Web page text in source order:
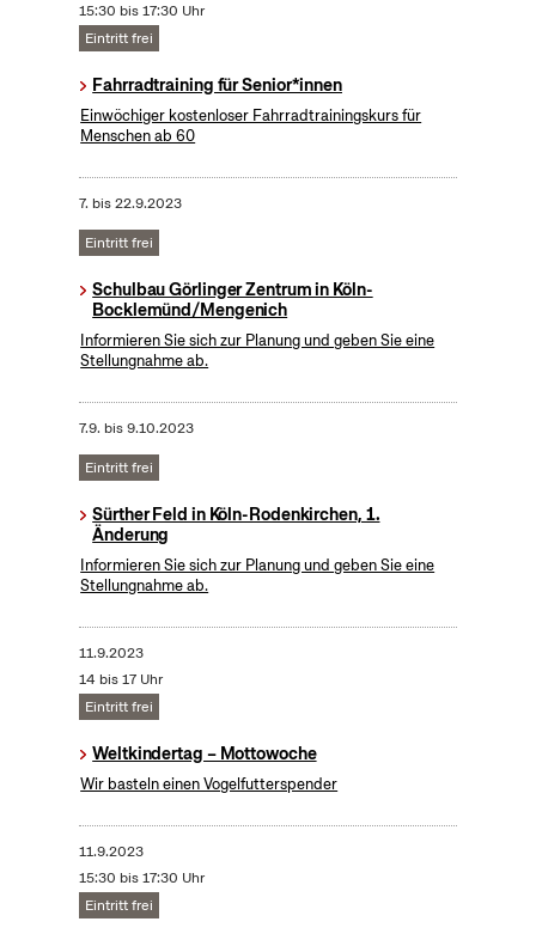
15:30 bis 17:30 Uhr
Eintritt frei
Fahrradtraining für Senior*innen
Einwöchiger kostenloser Fahrradtrainingskurs für
Menschen ab 60
7. bis22.9.2023
Eintritt frei
Schulbau Görlinger Zentrum in Köln-
Bocklemünd/Mengenich
Informieren Sie sich zur Planung und geben Sie eine
Stellungnahme ab.
7.9. bis9.10.2023
Eintritt frei
Sürther Feld in Köln-Rodenkirchen, 1.
Änderung
Informieren Sie sich zur Planung und geben Sie eine
Stellungnahme ab.
11.9.2023
14 bis 17 Uhr
Eintritt frei
Weltkindertag – Mottowoche
Wir basteln einen Vogelfutterspender
11.9.2023
15:30 bis 17:30 Uhr
Eintritt frei